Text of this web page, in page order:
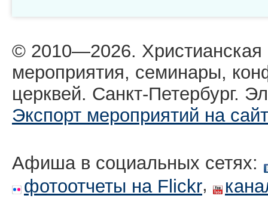
© 2010—2026.
мероприятия, семинары,
церквей. Санкт-Петербург.
Экспорт мероприятий на сайт
Афиша в социальных сетях:
фотоотчеты на Flickr,